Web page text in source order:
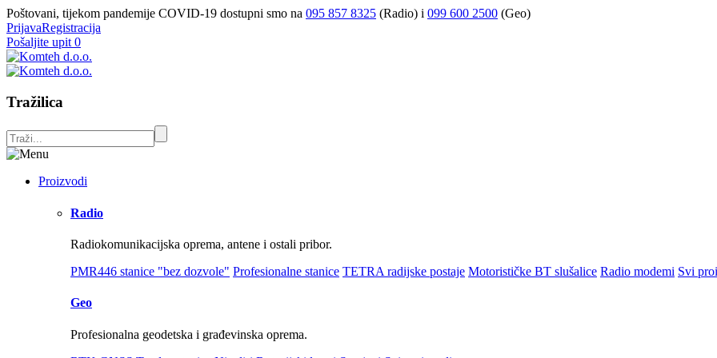
Poštovani, tijekom pandemije COVID-19 dostupni smo na 095 857 8325 (Radio) i 099 600 2500 (Geo)
PrijavaRegistracija
Pošaljite upit 0
Tražilica
Proizvodi
Radio
Radiokomunikacijska oprema, antene i ostali pribor.
PMR446 stanice "bez dozvole" Profesionalne stanice TETRA radijske postaje Motorističke BT slušalice Radio modemi Svi
Geo
Profesionalna geodetska i građevinska oprema.